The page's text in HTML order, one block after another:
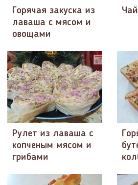
Горячая закуска из
лаваша с мясом и
овощами
Рулет из лаваша с
копченым мясом и
грибами